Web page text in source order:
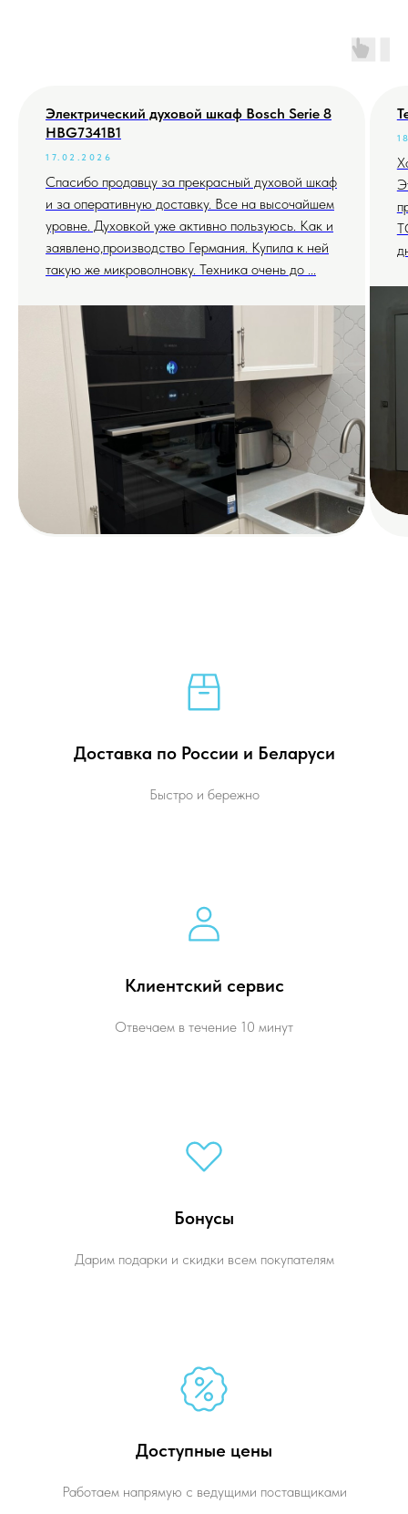
Электрический духовой шкаф Bosch Serie 8
HBG7341B1
17.02.2026
Спасибо продавцу за прекрасный духовой шкаф
и за оперативную доставку. Все на высочайшем
уровне. Духовкой уже активно пользуюсь. Как и
заявлено,производство Германия. Купила к ней
такую же микроволновку. Техника очень до ...
Доставка по России и Беларуси
Быстро и бережно
Клиентский сервис
Отвечаем в течение 10 минут
Бонусы
Дарим подарки и скидки всем покупателям
Доступные цены
Работаем напрямую с ведущими поставщиками